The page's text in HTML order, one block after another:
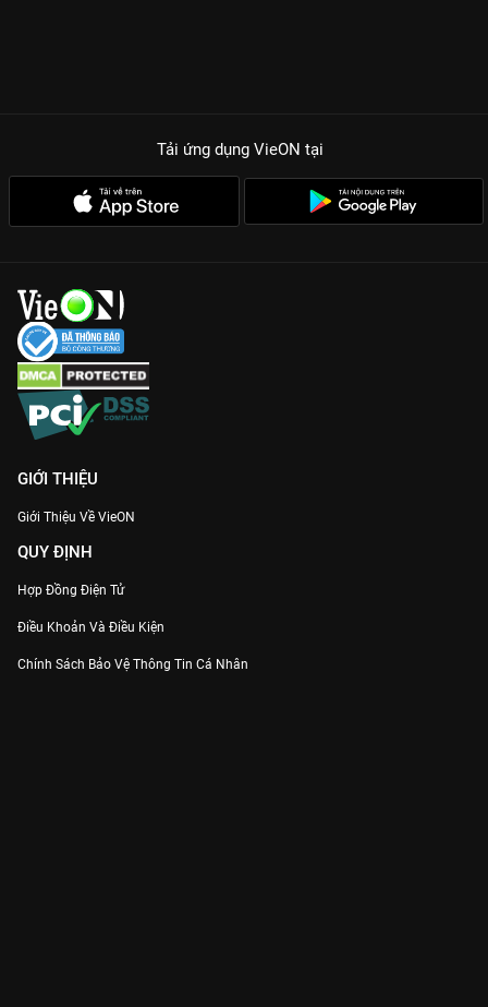
Tải ứng dụng VieON tại
GIỚI THIỆU
Giới Thiệu Về VieON
QUY ĐỊNH
Hợp Đồng Điện Tử
Điều Khoản Và Điều Kiện
Chính Sách Bảo Vệ Thông Tin Cá Nhân